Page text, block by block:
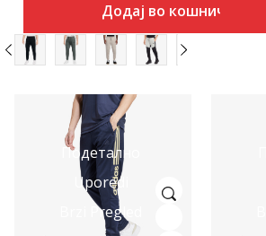
Додај во кошничка
Подетално
Uporedi
Brzi Pregled